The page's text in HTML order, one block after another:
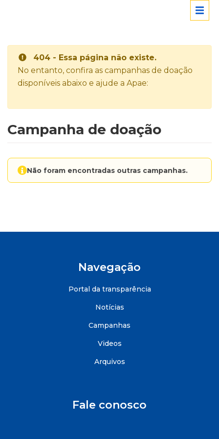
404 - Essa página não existe.
No entanto, confira as campanhas de doação
disponíveis abaixo e ajude a Apae:
Campanha de doação
Não foram encontradas outras campanhas.
Navegação
Portal da transparência
Notícias
Campanhas
Videos
Arquivos
Fale conosco